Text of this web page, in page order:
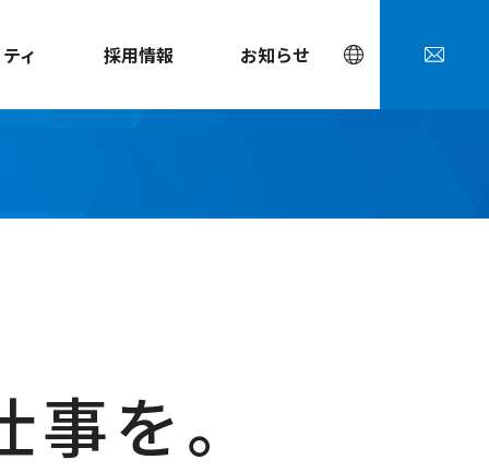
ィ 採用情報 お知らせ
事を。